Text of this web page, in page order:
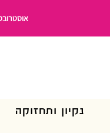
אוסטרובסקי
נקיון ותחזוקה